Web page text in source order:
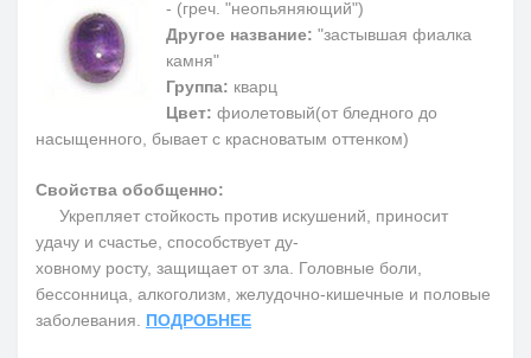
- (греч. "неопьяняющий")
Другое название: "застывшая фиалка
камня"
Группа: кварц
Цвет: фиолетовый(от бледного до
насыщенного, бывает с красноватым оттенком)
Свойства обобщенно:
Укрепляет стойкость против искушений, приносит
удачу и счастье, способствует ду-
ховному росту, защищает от зла. Головные боли,
бессонница, алкоголизм, желудочно-кишечные и половые
заболевания. ПОДРОБНЕЕ